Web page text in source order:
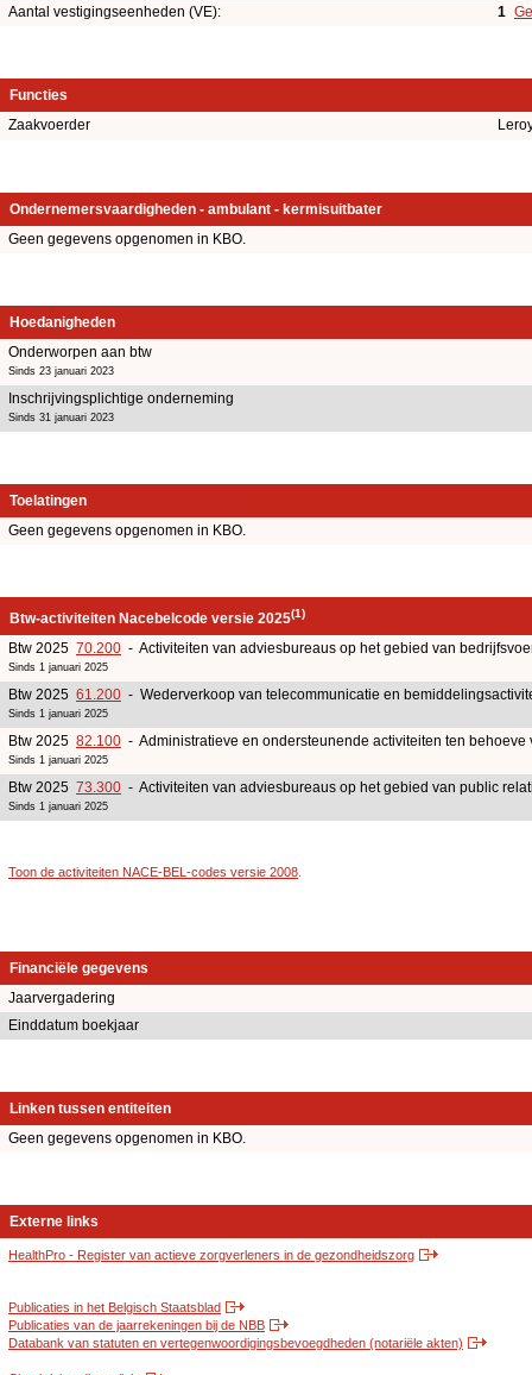
Aantal vestigingseenheden (VE): 1
Functies
Zaakvoerder
Ondernemersvaardigheden - ambulant - kermisuitbater
Geen gegevens opgenomen in KBO.
Hoedanigheden
Onderworpen aan btw
Sinds 23 januari 2023
Inschrijvingsplichtige onderneming
Sinds 31 januari 2023
Toelatingen
Geen gegevens opgenomen in KBO.
Btw-activiteiten Nacebelcode versie 2025(1)
Btw 2025 70.200 - Activiteiten van adviesbureaus op het gebied van
Sinds 1 januari 2025
Btw 2025 61.200 - Wederverkoop van telecommunicatie en
Sinds 1 januari 2025
Btw 2025 82.100 - Administratieve en ondersteunende activiteiten ten behoeve
Sinds 1 januari 2025
Btw 2025 73.300 - Activiteiten van adviesbureaus op het gebied van public
Sinds 1 januari 2025
Toon de activiteiten NACE-BEL-codes versie 2008
Financiële gegevens
Jaarvergadering
Einddatum boekjaar
Linken tussen entiteiten
Geen gegevens opgenomen in KBO.
Externe links
HealthPro - Register van actieve zorgverleners in de gezondheidszorg
Publicaties in het Belgisch Staatsblad
Publicaties van de jaarrekeningen bij de NBB
Databank van statuten en vertegenwoordigingsbevoegdheden (notariële akten)